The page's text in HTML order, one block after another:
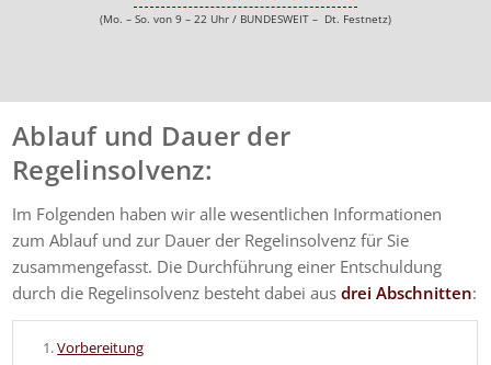
(Mo. – So. von 9 – 22 Uhr / BUNDESWEIT – Dt. Festnetz)
Ablauf und Dauer der
Regelinsolvenz:
Im Folgenden haben wir alle wesentlichen Informationen
zum Ablauf und zur Dauer der Regelinsolvenz für Sie
zusammengefasst. Die Durchführung einer Entschuldung
durch die Regelinsolvenz besteht dabei ausdrei Abschnitten:
Vorbereitung